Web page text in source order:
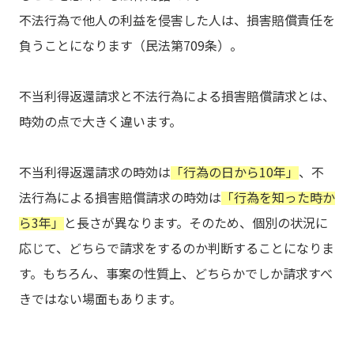
不法行為で他人の利益を侵害した人は、損害賠償責任を
負うことになります（民法第709条）。
不当利得返還請求と不法行為による損害賠償請求とは、
時効の点で大きく違います。
不当利得返還請求の時効は「行為の日から10年」、不
法行為による損害賠償請求の時効は「行為を知った時か
ら3年」と長さが異なります。そのため、個別の状況に
応じて、どちらで請求をするのか判断することになりま
す。もちろん、事案の性質上、どちらかでしか請求すべ
きではない場面もあります。